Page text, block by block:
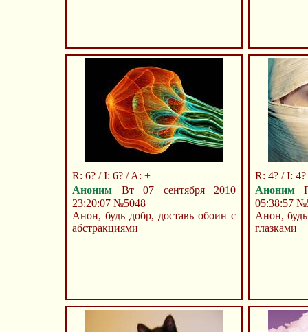
R: 6? / I: 6? / A: +
Аноним Вт 07 сентября 2010
23:20:07 №5048
Анон, будь добр, доставь обоин с
абстракциями
R: 4? / I:
Аноним
05:38:57
Анон,
глазками